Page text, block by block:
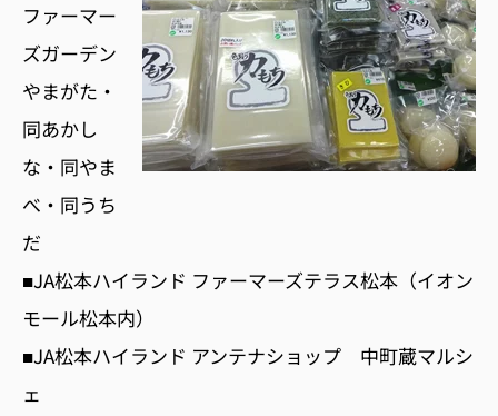
ファーマー
ズガーデン
やまがた・
同あかし
な・同やま
べ・同うち
だ
■JA松本ハイランド ファーマーズテラス松本（イオン
モール松本内）
■JA松本ハイランド アンテナショップ 中町蔵マルシ
ェ